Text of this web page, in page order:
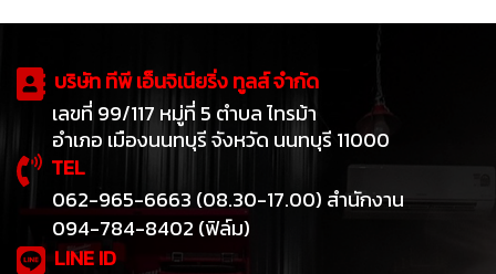
บริษัท ทีพี เอ็นจิเนียริ่ง ทูลส์ จำกัด
เลขที่ 99/117 หมู่ที่ 5 ตำบล ไทรม้า
อำเภอ เมืองนนทบุรี จังหวัด นนทบุรี 11000
TEL
062-965-6663 (08.30-17.00) สำนักงาน
094-784-8402 (ฟิล์ม)
LINE ID